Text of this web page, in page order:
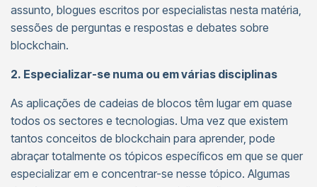
assunto, blogues escritos por especialistas nesta matéria,
sessões de perguntas e respostas e debates sobre
blockchain.
2. Especializar-se numa ou em várias disciplinas
As aplicações de cadeias de blocos têm lugar em quase
todos os sectores e tecnologias. Uma vez que existem
tantos conceitos de blockchain para aprender, pode
abraçar totalmente os tópicos específicos em que se quer
especializar em e concentrar-se nesse tópico. Algumas